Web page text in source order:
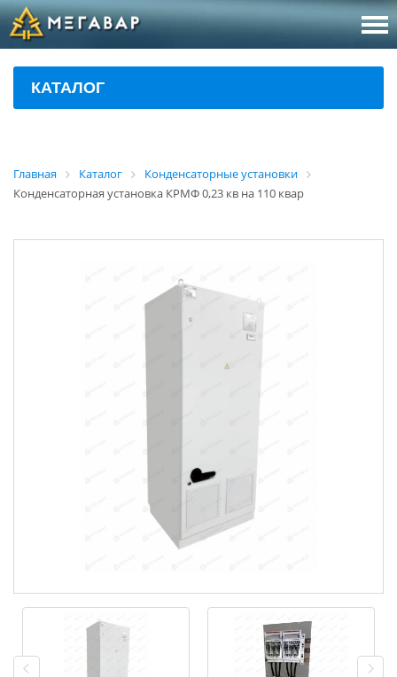
8
КАТАЛОГ
Главная Каталог
Конденсаторные установки
Конденсаторная установка КРМФ 0,23 кв на 110 квар